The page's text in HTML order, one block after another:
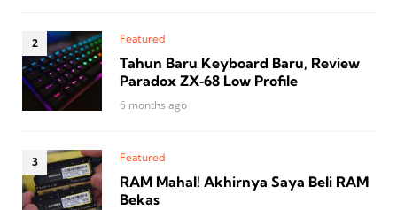
Featured
Tahun Baru Keyboard Baru, Review
Paradox ZX‑68 Low Profile
6 months ago
Featured
RAM Mahal! Akhirnya Saya Beli RAM
Bekas